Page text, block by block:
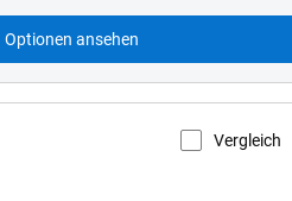
Optionen ansehen
Vergleich